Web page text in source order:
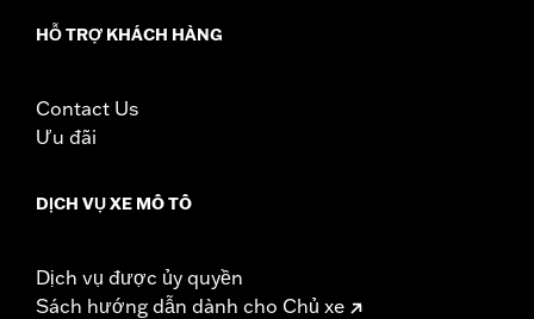
HỖ TRỢ KHÁCH HÀNG
Contact Us
Ưu đãi
DỊCH VỤ XE MÔ TÔ
Dịch vụ được ủy quyền
Sách hướng dẫn dành cho Chủ xe